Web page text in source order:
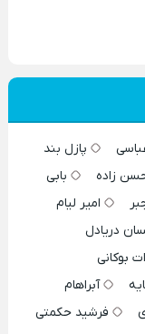
پازل بند
زاده
بابی
امیر لیام
دریادل
بوکانی
آبراهام
فرشید حکمتی